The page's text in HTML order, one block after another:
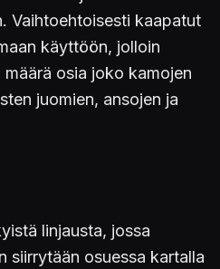
Vaihtoehtoisesti kaapatut
käyttöön, jolloin
osia joko kamojen
juomien, ansojen ja
linjausta, jossa
siirrytään osuessa kartalla